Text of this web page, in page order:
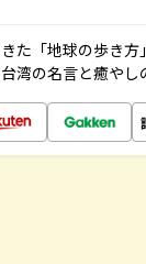
た「地球の歩き方
湾の名言と癒やし